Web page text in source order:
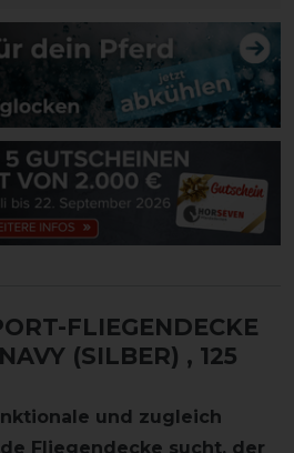
FLIEGENDECKE
(SILBER) , 125
und zugleich
Fliegendecke sucht, der